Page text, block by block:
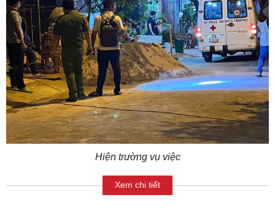
Hiện trường vụ việc
Xem chi tiết